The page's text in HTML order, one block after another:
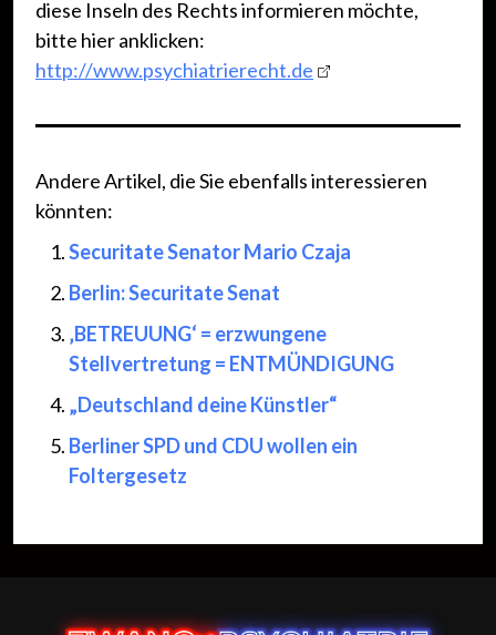
diese Inseln des Rechts informieren möchte,
bitte hier anklicken:
http://www.psychiatrierecht.de
Andere Artikel, die Sie ebenfalls interessieren
könnten:
Securitate Senator Mario Czaja
Berlin: Securitate Senat
‚BETREUUNG‘ = erzwungene
Stellvertretung = ENTMÜNDIGUNG
„Deutschland deine Künstler“
Berliner SPD und CDU wollen ein
Foltergesetz